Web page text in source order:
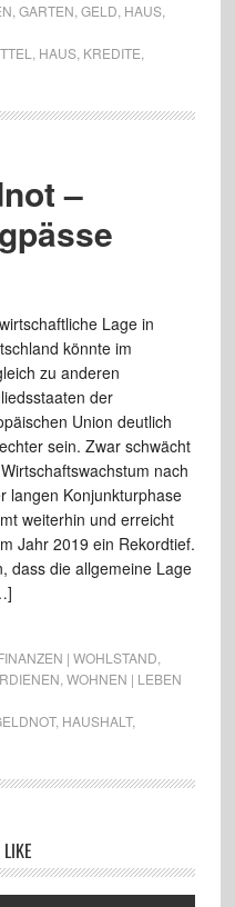
GARTEN GELD HAUS,
HAUS, KREDITE
–
Lage in
könnte im
zu anderen
der
Union deutlich
sein. Zwar schwächt
nach
langen Konjunkturphase
weiterhin und erreicht
Jahr 2019 ein Rekordtief.
dass die allgemeine Lage
| WOHLSTAND
WOHNEN | LEBEN
, HAUSHALT,